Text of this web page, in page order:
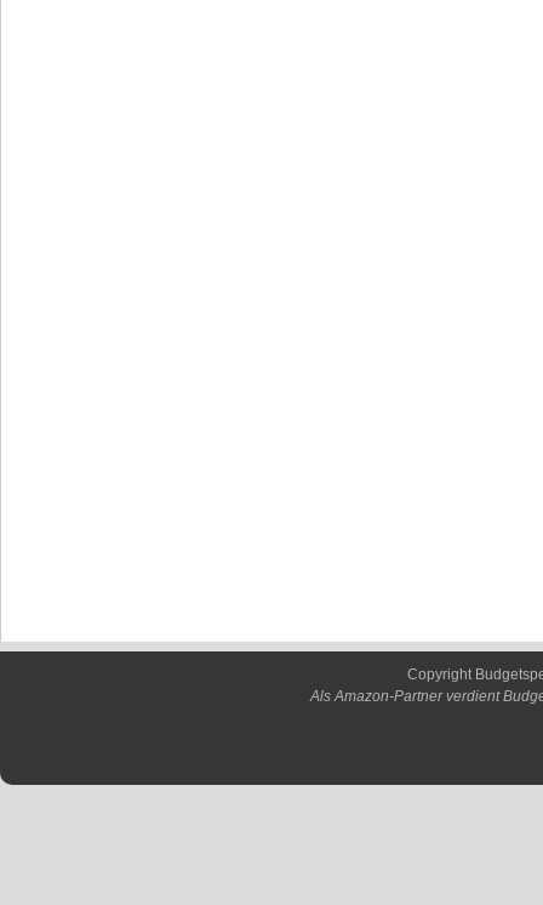
Copyright
Als Amazon-Partner verdient